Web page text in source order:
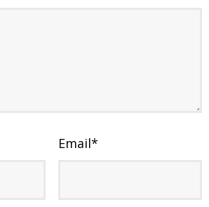
Email*